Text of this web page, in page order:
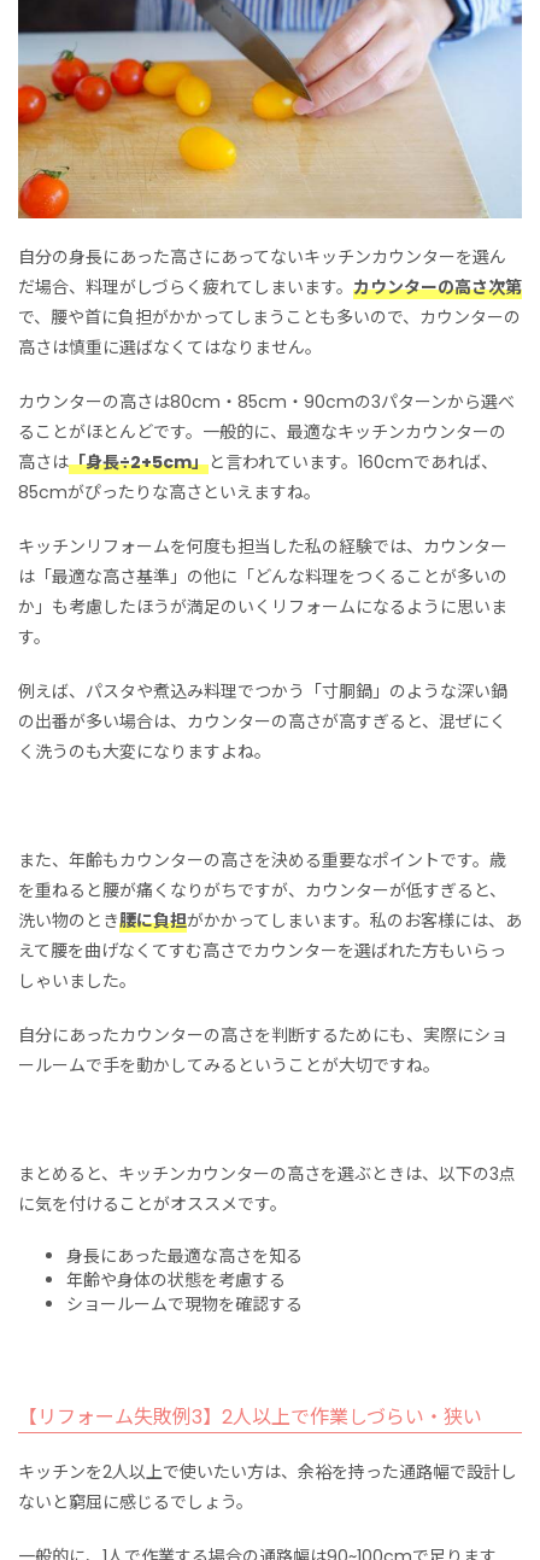
自分の身長にあった高さにあってないキッチンカウンターを選ん
だ場合、料理がしづらく疲れてしまいます。 カウンターの高さ次第
で、腰や首に負担がかかってしまうことも多いので、カウンターの
高さは慎重に選ばなくてはなりません。
カウンターの高さは80cm・85cm・90cmの3パターンから選べ
ることがほとんどです。一般的に、最適なキッチンカウンターの
高さは「身長÷2+5cm」と言われています。160cmであれば、
85cmがぴったりな高さといえますね。
キッチンリフォームを何度も担当した私の経験では、カウンター
は「最適な高さ基準」の他に「どんな料理をつくることが多いの
か」も考慮したほうが満足のいくリフォームになるように思いま
す。
例えば、パスタや煮込み料理でつかう「寸胴鍋」のような深い鍋
の出番が多い場合は、カウンターの高さが高すぎると、混ぜにく
く洗うのも大変になりますよね。
また、年齢もカウンターの高さを決める重要なポイントです。歳
を重ねると腰が痛くなりがちですが、カウンターが低すぎると、
洗い物のとき腰に負担がかかってしまいます。私のお客様には、あ
えて腰を曲げなくてすむ高さでカウンターを選ばれた方もいらっ
しゃいました。
自分にあったカウンターの高さを判断するためにも、実際にショ
ールームで手を動かしてみるということが大切ですね。
まとめると、キッチンカウンターの高さを選ぶときは、以下の3点
に気を付けることがオススメです。
身長にあった最適な高さを知る
年齢や身体の状態を考慮する
ショールームで現物を確認する
【リフォーム失敗例3】2人以上で作業しづらい・狭い
キッチンを2人以上で使いたい方は、余裕を持った通路幅で設計し
ないと窮屈に感じるでしょう。